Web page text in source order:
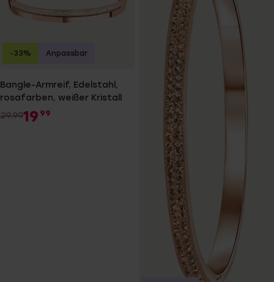
Bangle-Armreif, Edelstahl,
rosafarben, weißer Kristall
29.9919 99
-33% Anpassbar